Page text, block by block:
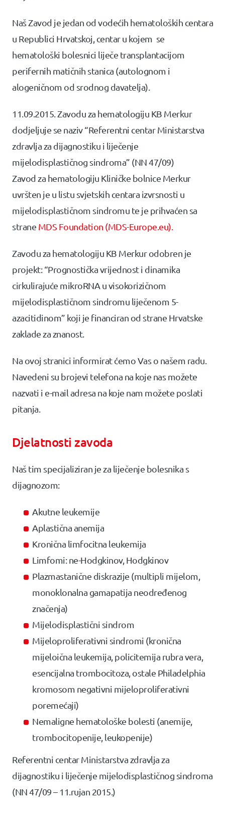
Naš Zavod je jedan od vodećih hematoloških centara
u Republici Hrvatskoj, centar u kojem se
hematološki bolesnici liječe transplantacijom
perifernih matičnih stanica (autolognom i
alogeničnom od srodnog davatelja).
11.09.2015. Zavodu za hematologiju KB Merkur
dodjeljuje se naziv “Referentni centar Ministarstva
zdravlja za dijagnostiku i liječenje
mijelodisplastičnog sindroma” (NN 47/09)
Zavod za hematologiju Kliničke bolnice Merkur
uvršten je u listu svjetskih centara izvrsnosti u
mijelodisplastičnom sindromu te je prihvaćen sa
strane MDS Foundation (MDS-Europe.eu).
Zavodu za hematologiju KB Merkur odobren je
projekt: “Prognostička vrijednost i dinamika
cirkulirajuće mikroRNA u visokorizičnom
mijelodisplastičnom sindromu liječenom 5-
azacitidinom” koji je financiran od strane Hrvatske
zaklade za znanost.
Na ovoj stranici informirat ćemo Vas o našem radu.
Navedeni su brojevi telefona na koje nas možete
nazvati i e-mail adresa na koje nam možete poslati
pitanja.
Djelatnosti zavoda
Naš tim specijaliziran je za liječenje bolesnika s
dijagnozom:
Akutne leukemije
Aplastična anemija
Kronična limfocitna leukemija
Limfomi: ne-Hodgkinov, Hodgkinov
Plazmastanične diskrazije (multipli mijelom,
monoklonalna gamapatija neodređenog
značenja)
Mijelodisplastični sindrom
Mijeloproliferativni sindromi (kronična
mijeloična leukemija, policitemija rubra vera,
esencijalna trombocitoza, ostale Philadelphia
kromosom negativni mijeloproliferativni
poremećaji)
Nemaligne hematološke bolesti (anemije,
trombocitopenije, leukopenije)
Referentni centar Ministarstva zdravlja za
dijagnostiku i liječenje mijelodisplastičnog sindroma
(NN 47/09 – 11.rujan 2015.)